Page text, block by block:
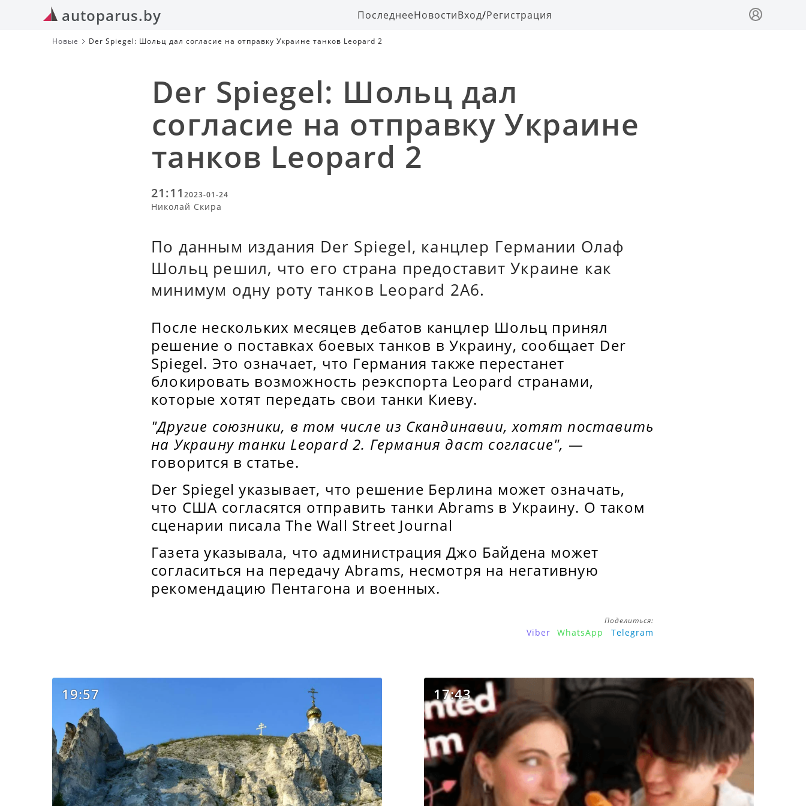
autoparus.by ПоследнееНовостиВход/Регистрация
Новые Der Spiegel: Шольц дал согласие на отправку Украине танков Leopard 2
Der Spiegel: Шольц дал
согласие на отправку Украине
танков Leopard 2
21:11 2023-01-24
Николай Скира
По данным издания Der Spiegel, канцлер Германии Олаф
Шольц решил, что его страна предоставит Украине как
минимум одну роту танков Leopard 2A6.
После нескольких месяцев дебатов канцлер Шольц принял
решение о поставках боевых танков в Украину, сообщает Der
Spiegel. Это означает, что Германия также перестанет
блокировать возможность реэкспорта Leopard странами,
которые хотят передать свои танки Киеву.
"Другие союзники, в том числе из Скандинавии, хотят поставить
на Украину танки Leopard 2. Германия даст согласие", —
говорится в статье.
Der Spiegel указывает, что решение Берлина может означать,
что США согласятся отправить танки Abrams в Украину. О таком
сценарии писала The Wall Street Journal
Газета указывала, что администрация Джо Байдена может
согласиться на передачу Abrams, несмотря на негативную
рекомендацию Пентагона и военных.
Поделиться:
Viber WhatsApp Telegram
19:57 17:43